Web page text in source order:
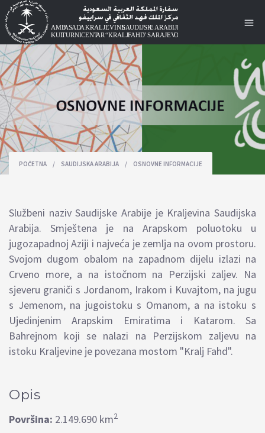
POČETNA / SAUDIJSKA ARABIJA / OSNOVNE INFORMACIJE
Službeni naziv Saudijske Arabije je Kraljevina Saudijska
Arabija. Smještena je na Arapskom poluotoku u
jugozapadnoj Aziji i najveća je zemlja na ovom prostoru.
Svojom dugom obalom na zapadnom dijelu izlazi na
Crveno more, a na istočnom na Perzijski zaljev. Na
sjeveru graniči s Jordanom, Irakom i Kuvajtom, na jugu
s Jemenom, na jugoistoku s Omanom, a na istoku s
Ujedinjenim Arapskim Emiratima i Katarom. Sa
Bahrejnom koji se nalazi na Perzijskom zaljevu na
istoku Kraljevine je povezana mostom "Kralj Fahd".
Opis
Površina: 2.149.690 km2